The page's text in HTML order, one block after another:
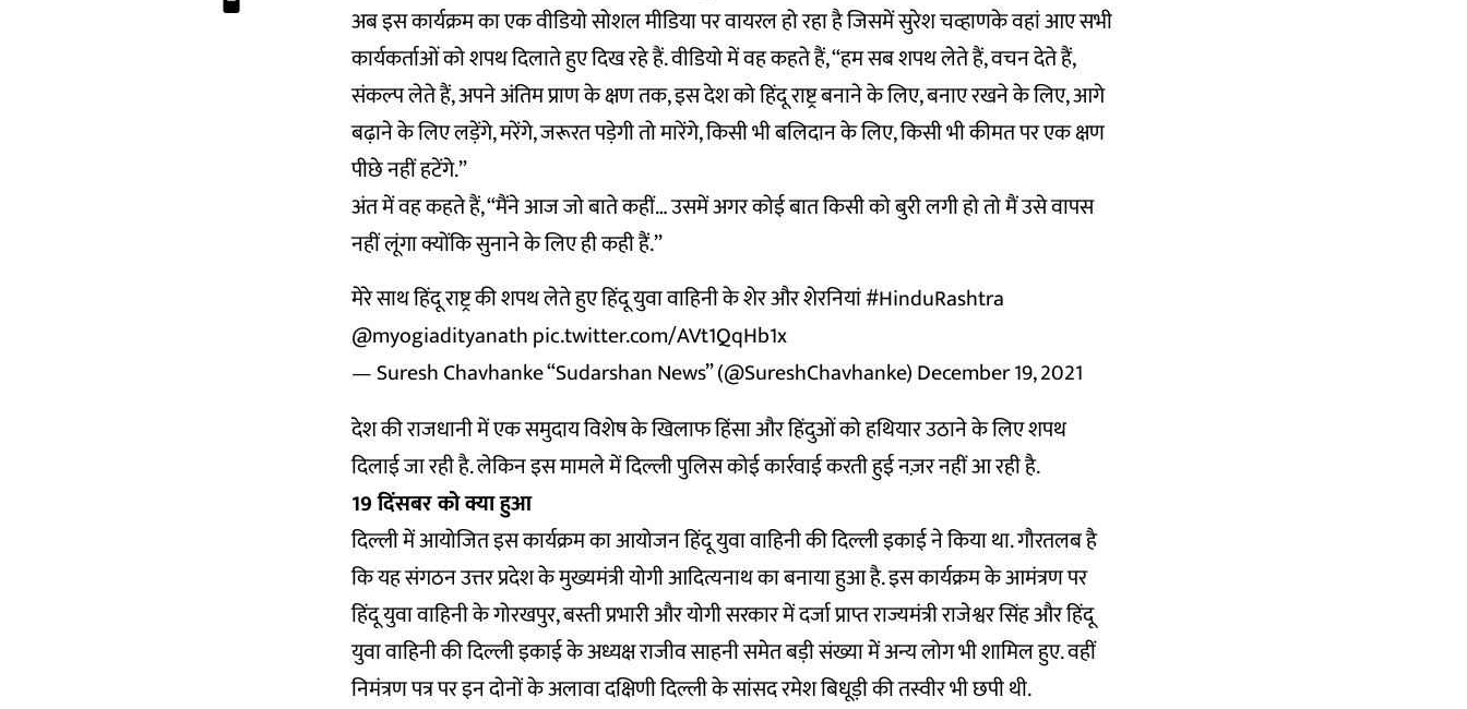
अब इस कार्यक्रम का एक वीडियो सोशल मीडिया पर वायरल हो रहा है जिसमें सुरेश चव्हाणके वहां आए सभी
कार्यकर्ताओं को शपथ दिलाते हुए दिख रहे हैं. वीडियो में वह कहते हैं, “हम सब शपथ लेते हैं, वचन देते हैं,
संकल्प लेते हैं, अपने अंतिम प्राण के क्षण तक, इस देश को हिंदू राष्ट्र बनाने के लिए, बनाए रखने के लिए, आगे
बढ़ाने के लिए लड़ेंगे, मरेंगे, जरूरत पड़ेगी तो मारेंगे, किसी भी बलिदान के लिए, किसी भी कीमत पर एक क्षण
पीछे नहीं हटेंगे.”
अंत में वह कहते हैं, “मैंने आज जो बाते कहीं… उसमें अगर कोई बात किसी को बुरी लगी हो तो मैं उसे वापस
नहीं लूंगा क्योंकि सुनाने के लिए ही कही हैं.”
मेरे साथ हिंदू राष्ट्र की शपथ लेते हुए हिंदू युवा वाहिनी के शेर और शेरनियां#HinduRashtra
@myogiadityanathpic.twitter.com/AVt1QqHb1x
— Suresh Chavhanke “Sudarshan News” (@SureshChavhanke)December 19, 2021
देश की राजधानी में एक समुदाय विशेष के खिलाफ हिंसा और हिंदुओं को हथियार उठाने के लिए शपथ
दिलाई जा रही है. लेकिन इस मामले में दिल्ली पुलिस कोई कार्रवाई करती हुई नज़र नहीं आ रही है.
19 दिंसबर को क्या हुआ
दिल्ली में आयोजित इस कार्यक्रम का आयोजन हिंदू युवा वाहिनी की दिल्ली इकाई ने किया था. गौरतलब है
कि यह संगठन उत्तर प्रदेश के मुख्यमंत्री योगी आदित्यनाथ का बनाया हुआ है. इस कार्यक्रम के आमंत्रण पर
हिंदू युवा वाहिनी के गोरखपुर, बस्ती प्रभारी और योगी सरकार में दर्जा प्राप्त राज्यमंत्री राजेश्वर सिंह और हिंदू
युवा वाहिनी की दिल्ली इकाई के अध्यक्ष राजीव साहनी समेत बड़ी संख्या में अन्य लोग भी शामिल हुए. वहीं
निमंत्रण पत्र पर इन दोनों के अलावा दक्षिणी दिल्ली के सांसद रमेश बिधूड़ी की तस्वीर भी छपी थी.